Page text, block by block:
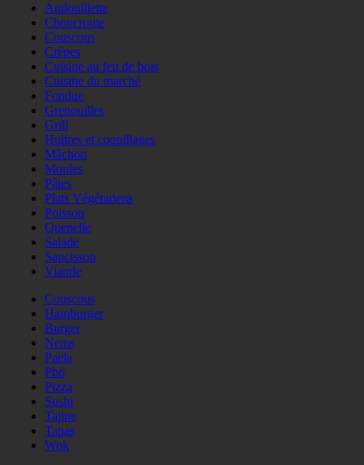
Andouillette
Choucroute
Couscous
Crêpes
Cuisine au feu de bois
Cuisine du marché
Fondue
Grenouilles
Grill
Huitres et coquillages
Mâchon
Moules
Pâtes
Plats Végétariens
Poisson
Quenelle
Salade
Saucisson
Viande
Couscous
Hamburger
Burger
Nems
Paëla
Phö
Pizza
Sushi
Tajine
Tapas
Wok